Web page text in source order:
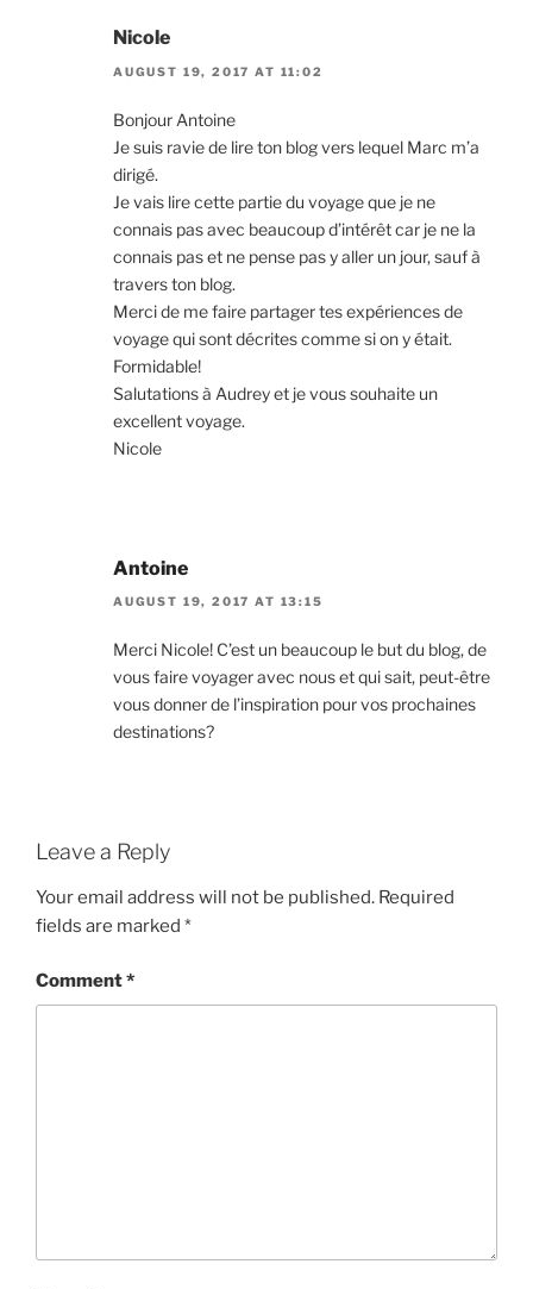
Nicole
AUGUST 19, 2017 AT 11:02
Bonjour Antoine
Je suis ravie de lire ton blog vers lequel Marc m’a
dirigé.
Je vais lire cette partie du voyage que je ne
connais pas avec beaucoup d’intérêt car je ne la
connais pas et ne pense pas y aller un jour, sauf à
travers ton blog.
Merci de me faire partager tes expériences de
voyage qui sont décrites comme si on y était.
Formidable!
Salutations à Audrey et je vous souhaite un
excellent voyage.
Nicole
Antoine
AUGUST 19, 2017 AT 13:15
Merci Nicole! C’est un beaucoup le but du blog, de
vous faire voyager avec nous et qui sait, peut-être
vous donner de l’inspiration pour vos prochaines
destinations?
Leave a Reply
Your email address will not be published. Required
fields are marked *
Comment*